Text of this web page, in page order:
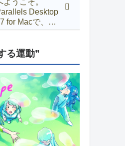
Desktop
for Macで、
10以前か
るには
る運動”